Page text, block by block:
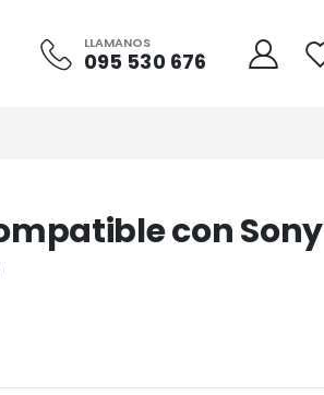
LLAMANOS
095 530 676
con Sony